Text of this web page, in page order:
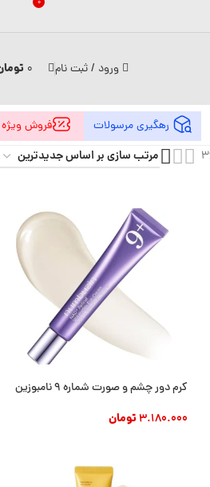
ورود / ثبت نام 0
رهگیری مرسولات فروش ویژه
کرم دور چشم و صورت شماره 9 نامبوزین
3.180.000تومان